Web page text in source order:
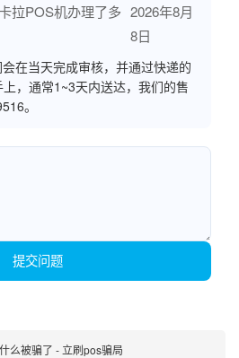
拉POS机办理了多 2026年8月
8日
在当天完成审核，并通过快递的
，通常1~3天内送达，我们的售
。
提交问题
么被骗了 - 立刷pos骗局